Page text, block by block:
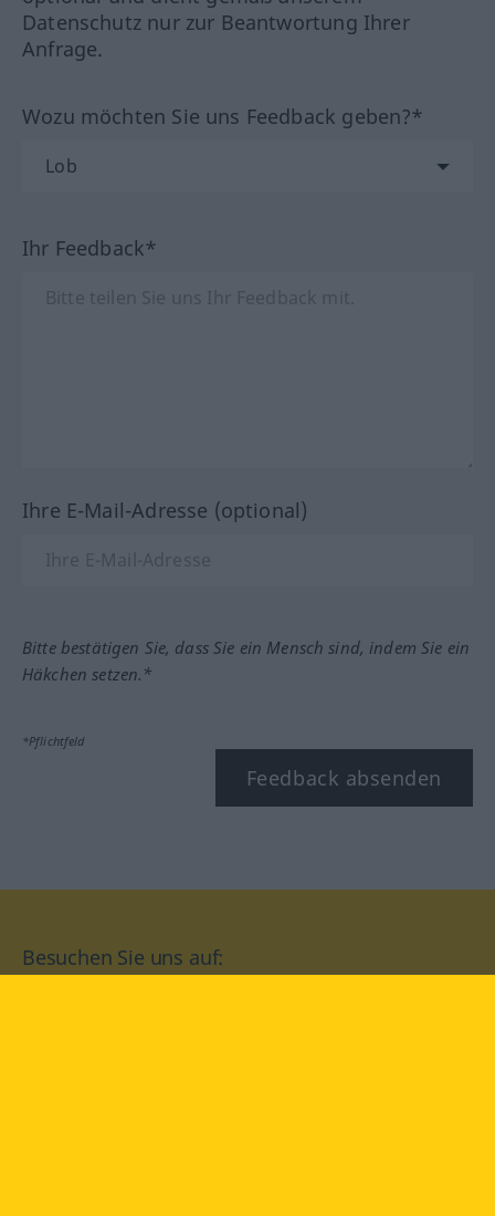
Datenschutz nur zur Beantwortung Ihrer
Anfrage.
Wozu möchten Sie uns Feedback geben?*
Ihr Feedback*
Ihre E-Mail-Adresse (optional)
Bitte bestätigen Sie, dass Sie ein Mensch sind, indem Sie ein
Häkchen setzen.*
*Pflichtfeld
Feedback absenden
Besuchen Sie uns auf: